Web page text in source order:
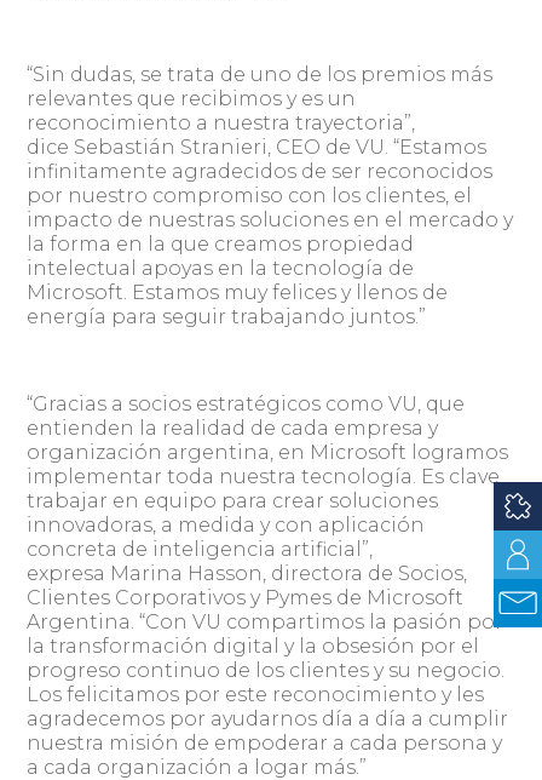
“Sin dudas, se trata de uno de los premios más
relevantes que recibimos y es un
reconocimiento a nuestra trayectoria”,
dice Sebastián Stranieri, CEO de VU. “Estamos
infinitamente agradecidos de ser reconocidos
por nuestro compromiso con los clientes, el
impacto de nuestras soluciones en el mercado y
la forma en la que creamos propiedad
intelectual apoyas en la tecnología de
Microsoft. Estamos muy felices y llenos de
energía para seguir trabajando juntos.”
“Gracias a socios estratégicos como VU, que
entienden la realidad de cada empresa y
organización argentina, en Microsoft logramos
implementar toda nuestra tecnología. Es clave
trabajar en equipo para crear soluciones
innovadoras, a medida y con aplicación
concreta de inteligencia artificial”,
expresa Marina Hasson, directora de Socios,
Clientes Corporativos y Pymes de Microsoft
Argentina. “Con VU compartimos la pasión por
la transformación digital y la obsesión por el
progreso continuo de los clientes y su negocio.
Los felicitamos por este reconocimiento y les
agradecemos por ayudarnos día a día a cumplir
nuestra misión de empoderar a cada persona y
a cada organización a logar más.”